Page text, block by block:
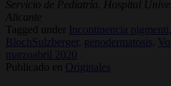
Servicio de Pediatría. Hospital
Alicante
Tagged under
Incontinencia pigmenti,
BlochSulzberger,
genodermatosis,
marzoabril 2020
Publicado en
Originales